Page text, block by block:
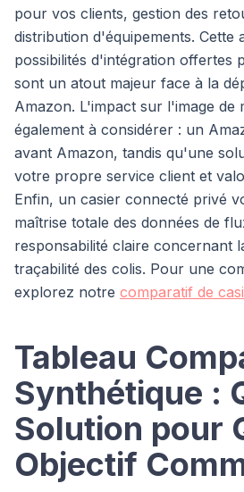
pour vos clients, gestion des
distribution d'équipements. Cette
possibilités d'intégration offertes
sont un atout majeur face à la
Amazon. L'impact sur l'image de
également à considérer : un
avant Amazon, tandis qu'une
votre propre service client et
Enfin, un casier connecté privé
maîtrise totale des données de
responsabilité claire concernant
traçabilité des colis. Pour une
explorez notre comparatif de
Tableau
Synthétique :
Solution pour
Objectif